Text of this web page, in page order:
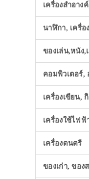
เครื่องสำอาง
นาฬิกา, เครื่อ
ของเล่น,หนัง,
คอมพิวเตอร์,
เครื่องเขียน,
เครื่องใช้ไฟฟ้
เครื่องดนตรี
ของเก่า, ของ